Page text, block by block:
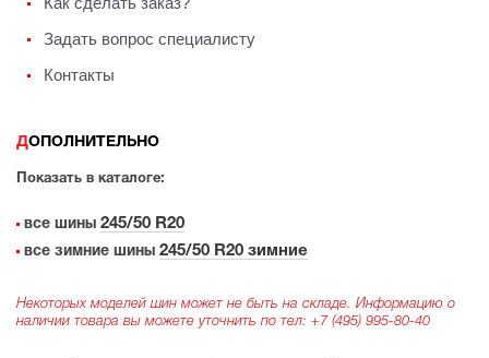
Задать вопрос специалисту
Контакты
ДОПОЛНИТЕЛЬНО
Показать в каталоге:
все шины 245/50 R20
все зимние шины 245/50 R20 зимние
Некоторых моделей шин может не быть на складе. Информацию о
наличии товара вы можете уточнить по тел: +7 (495) 995-80-40